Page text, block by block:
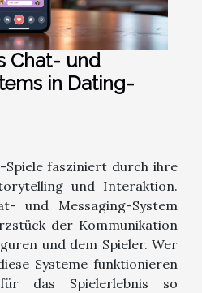
Chat- und
in Dating-
fasziniert durch ihre
und Interaktion.
und Messaging-System
der Kommunikation
und dem Spieler. Wer
Systeme funktionieren
das Spielerlebnis so